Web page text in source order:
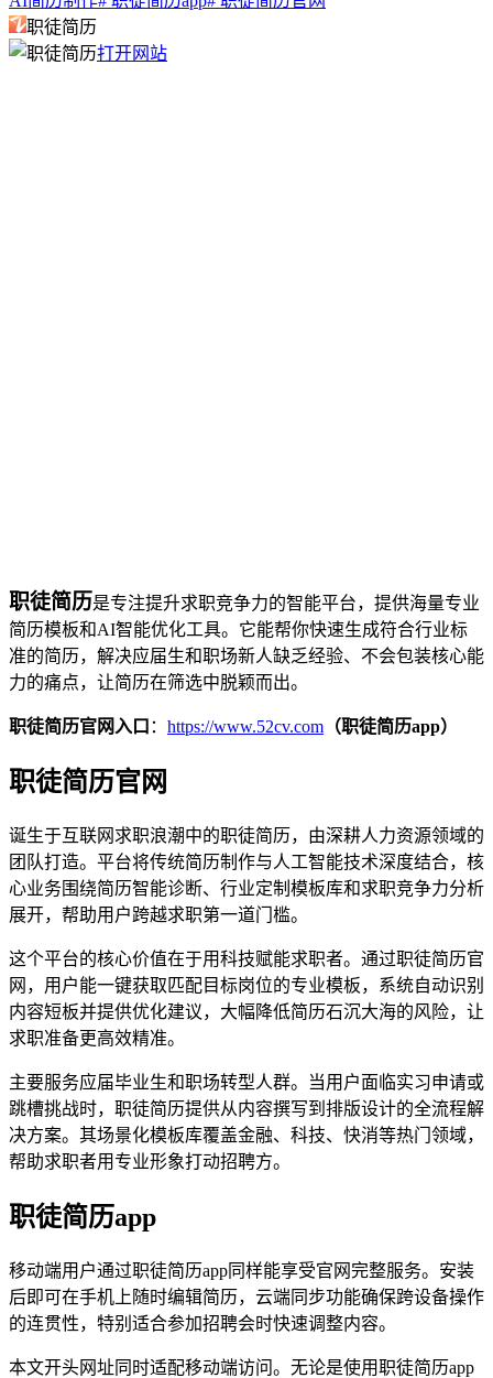
职徒简历
打开网站
职徒简历是专注提升求职竞争力的智能平台，提供海量专业
简历模板和AI智能优化工具。它能帮你快速生成符合行业标
准的简历，解决应届生和职场新人缺乏经验、不会包装核心能
力的痛点，让简历在筛选中脱颖而出。
职徒简历官网入口 ： https://www.52cv.com （职徒简历app）
职徒简历官网
诞生于互联网求职浪潮中的职徒简历，由深耕人力资源领域的
团队打造。平台将传统简历制作与人工智能技术深度结合，核
心业务围绕简历智能诊断、行业定制模板库和求职竞争力分析
展开，帮助用户跨越求职第一道门槛。
这个平台的核心价值在于用科技赋能求职者。通过职徒简历官
网，用户能一键获取匹配目标岗位的专业模板，系统自动识别
内容短板并提供优化建议，大幅降低简历石沉大海的风险，让
求职准备更高效精准。
主要服务应届毕业生和职场转型人群。当用户面临实习申请或
跳槽挑战时，职徒简历提供从内容撰写到排版设计的全流程解
决方案。其场景化模板库覆盖金融、科技、快消等热门领域，
帮助求职者用专业形象打动招聘方。
职徒简历app
移动端用户通过职徒简历app同样能享受官网完整服务。安装
后即可在手机上随时编辑简历，云端同步功能确保跨设备操作
的连贯性，特别适合参加招聘会时快速调整内容。
本文开头网址同时适配移动端访问。无论是使用职徒简历app